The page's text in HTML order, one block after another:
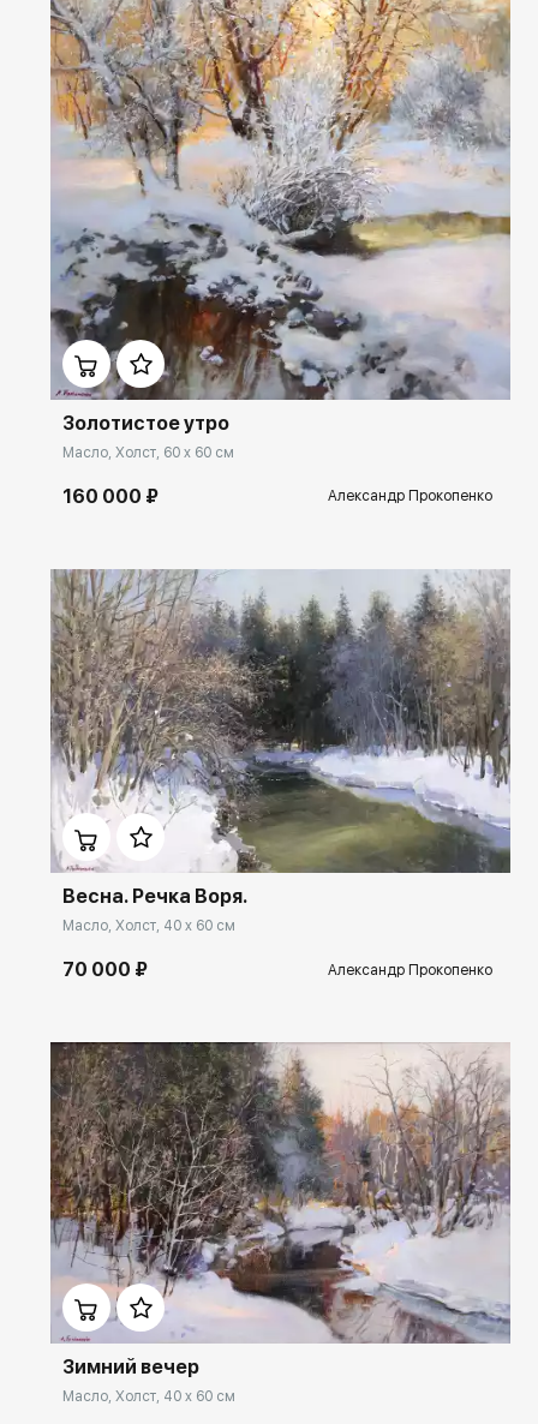
2008 - персональная выставка в Государственной Думе РФ.
2009 - участник в выставке Федерации профессиональных
художников «Подмосковье»
2009 - выставка творческой молодежи «Очарованные красотой» в
галерее «Нагорная» , г. Москва
2010 - коллективная выставка «Москва АРТ ТИШИНКА 2010»
2010 - выставка «Художественный марафон'' Федерации
профессиональных художников «Подмосковье»
2011 - международная специализированная выставка «Москва
КРОКУС ЭКСПО»
2011 - коллективная выставка ЦДХ «Увиденное»
2012 - выставка Федерации профессиональных художников
«Подмосковье» «Параллельные миры"
2012 - «Рождественская выставка» издательства ''Наш Изограф'' в
ГВЗ "На Каширке" г. Москва
2013-2014г.«В Новый год». Выставка московских художников и
скульпторов. Москва. Центральный Дом Художника. (Галерея
"Новая Эра")
2014 - Московский международный художественный салон "ЦДХ –
2014 - «Арт весна»
2014 - выставка «Поколение» в галерее «Нагорная» г. Москв
2014 - коллективная выставка в Префектуре ЮВАО Москвы.
2015 - выставка в галерее «Palazzo Priuli Bon - Venice»
2015 - выставка «Рождественское настроение» в рамках проекта
Гостиный Двор-2015
2016 - выставочной проект «Гостинный двор-2016»
2016 - Италия Тоскана. Выставочный пленэр-2016»
2017 - арт-география Всемирный Форум Искусств.
Международная выставка-конкурс 2017г.
2017 - международная выставка современного искусства о воде
2017 - выставка «Москва, ты в памяти моей останешься»
Международный художественный фонд
2018г. Выставка. "Москва, ты в памяти моей останешься»
Санкт-Петербурга. Петропавловская крепость.2019г. Выставка
«Галерея у Яра» , Камерный художественный салон. «Арт
атмосфера» .
Домен: rakovgallery.ru
Золотистое утро
Масло, Холст, 60 x 60 см
160 000 ₽ Александр Прокопенко
Домен: rakovgallery.ru
Весна. Речка Воря.
Масло, Холст, 40 x 60 см
70 000 ₽ Александр Прокопенко
Домен: rakovgallery.ru
Зимний вечер
Масло, Холст, 40 x 60 см